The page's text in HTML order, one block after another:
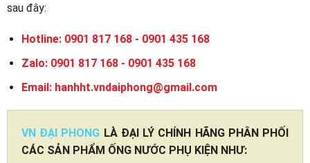
sau đây:
Hotline: 0901 817 168 - 0901 435 168
Zalo: 0901 817 168 - 0901 435 168
Email: hanhht.vndaiphong@gmail.com
VN ĐẠI PHONG LÀ ĐẠI LÝ CHÍNH HÃNG PHÂN PHỐI
CÁC SẢN PHẨM ỐNG NƯỚC PHỤ KIỆN NHƯ: